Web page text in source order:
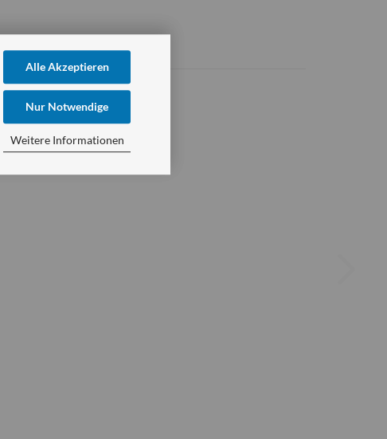
Alle Akzeptieren
Nur Notwendige
Weitere Informationen